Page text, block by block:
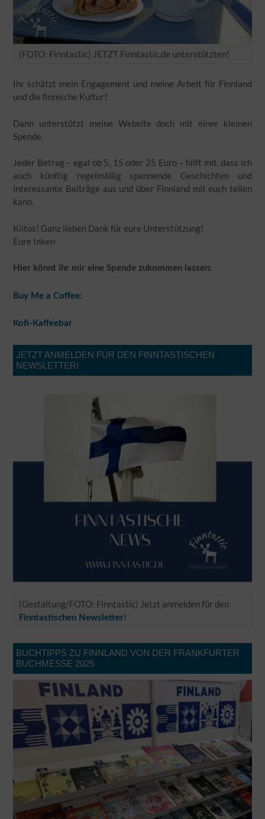
(FOTO: Finntastic) JETZT Finntastic.de unterstützten!
Ihr schätzt mein Engagement und meine Arbeit für Finnland
und die finnische Kultur?
Dann unterstützt meine Website doch mit einer kleinen
Spende.
Jeder Betrag – egal ob 5, 15 oder 25 Euro – hilft mit, dass ich
auch künftig regelmäßig spannende Geschichten und
interessante Beiträge aus und über Finnland mit euch teilen
kann.
Kiitos! Ganz lieben Dank für eure Unterstützung!
Eure Inken
Hier könnt ihr mir eine Spende zukommen lassen:
Buy Me a Coffee:
Kofi-Kaffeebar
JETZT ANMELDEN FÜR DEN FINNTASTISCHEN
NEWSLETTER!
(Gestaltung/FOTO: Finntastic) Jetzt anmelden für den
Finntastischen Newsletter!
BUCHTIPPS ZU FINNLAND VON DER FRANKFURTER
BUCHMESSE 2025